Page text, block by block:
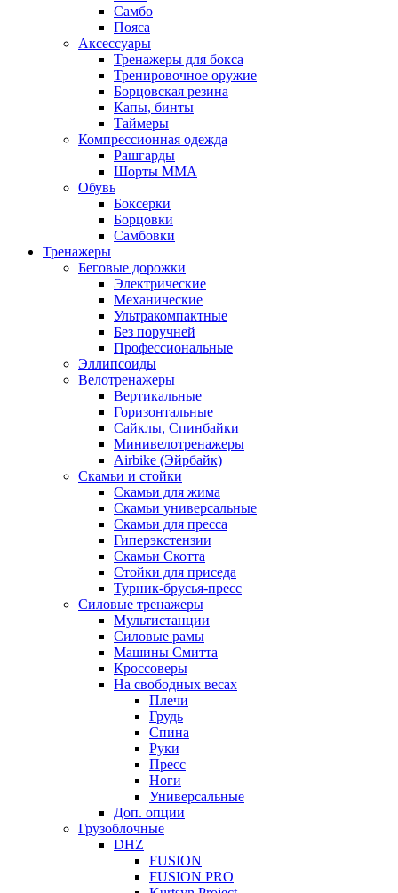
Самбо
Пояса
Аксессуары
Тренажеры для бокса
Тренировочное оружие
Борцовская резина
Капы, бинты
Таймеры
Компрессионная одежда
Рашгарды
Шорты MMA
Обувь
Боксерки
Борцовки
Самбовки
Тренажеры
Беговые дорожки
Электрические
Механические
Ультракомпактные
Без поручней
Профессиональные
Эллипсоиды
Велотренажеры
Вертикальные
Горизонтальные
Сайклы, Спинбайки
Минивелотренажеры
Airbike (Эйрбайк)
Скамьи и стойки
Скамьи для жима
Скамьи универсальные
Скамьи для пресса
Гиперэкстензии
Скамьи Скотта
Стойки для приседа
Турник-брусья-пресс
Силовые тренажеры
Мультистанции
Силовые рамы
Машины Смитта
Кроссоверы
На свободных весах
Плечи
Грудь
Спина
Руки
Пресс
Ноги
Универсальные
Доп. опции
Грузоблочные
DHZ
FUSION
FUSION PRO